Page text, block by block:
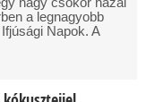
a legnagyobb
Napok. A